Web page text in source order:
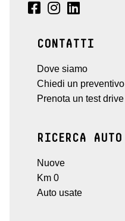
CONTATTI
Dove siamo
Chiedi un preventivo
Prenota un test drive
RICERCA AUTO
Nuove
Km 0
Auto usate